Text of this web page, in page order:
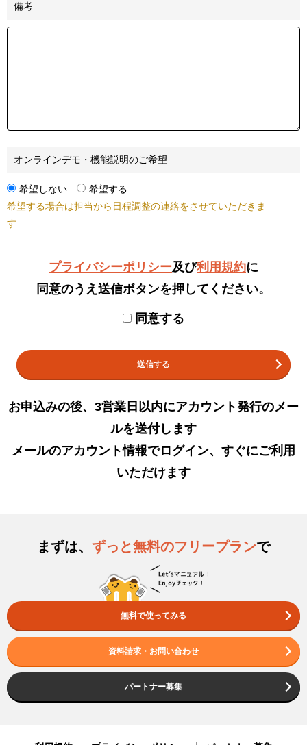
備考
オンラインデモ・機能説明のご希望
希望しない
希望する
希望する場合は担当から日程調整の連絡をさせていただきま
す
プライバシーポリシー及び利用規約に
同意のうえ送信ボタンを押してください。
同意する
送信する
お申込みの後、3営業日以内にアカウント発行のメー
ルを送付します
メールのアカウント情報でログイン、すぐにご利用
いただけます
まずは、 ずっと無料のフリープランで
無料で使ってみる
資料請求・お問い合わせ
パートナー募集